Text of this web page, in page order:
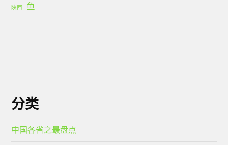
陕西 鱼
分类
中国各省之最盘点